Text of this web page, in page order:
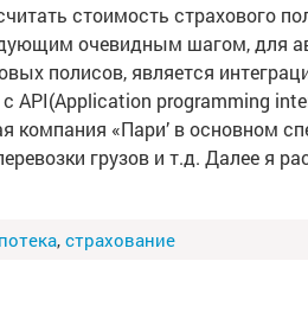
стоимость страхового
очевидным шагом, для
полисов, является
API(Application programming
компания «Пари’ в основном
грузов и т.д. Далее я
, страхование